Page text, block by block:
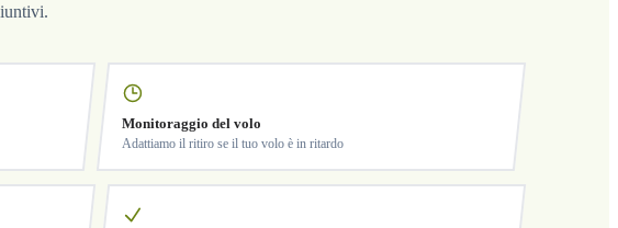
Monitoraggio del volo
Adattiamo il ritiro se il tuo volo è in ritardo